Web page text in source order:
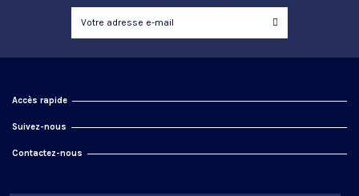
Accès rapide
Suivez-nous
Contactez-nous